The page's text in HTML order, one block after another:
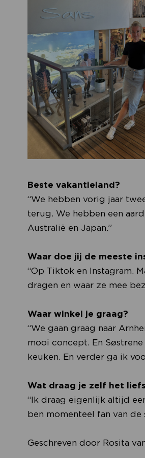
Beste vakantieland?
“We hebben vorig jaar
terug. We hebben een
Australië en Japan.”
Waar doe jij de meeste
“Op Tiktok en Instagram.
dragen en waar ze mee
Waar winkel je graag?
“We gaan graag naar
mooi concept. En
keuken. En verder ga ik
Wat draag je zelf het
“Ik draag eigenlijk altijd
ben momenteel fan van de
Geschreven door Rosita